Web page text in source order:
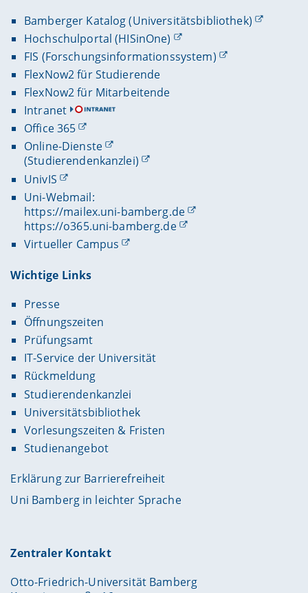
Bamberger Katalog (Universitätsbibliothek)
Hochschulportal (HISinOne)
FIS (Forschungsinformationssystem)
FlexNow2 für Studierende
FlexNow2 für Mitarbeitende
Intranet
Office 365
Online-Dienste
(Studierendenkanzlei)
UnivIS
Uni-Webmail:
https://mailex.uni-bamberg.de
https://o365.uni-bamberg.de
Virtueller Campus
Wichtige Links
Presse
Öffnungszeiten
Prüfungsamt
IT-Service der Universität
Rückmeldung
Studierendenkanzlei
Universitätsbibliothek
Vorlesungszeiten & Fristen
Studienangebot
Erklärung zur Barrierefreiheit
Uni Bamberg in leichter Sprache
Zentraler Kontakt
Otto-Friedrich-Universität Bamberg